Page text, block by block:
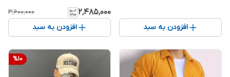
افزودن به سبد
۲٬۴۸۵٬۰۰۰ ۳٬۶۰۰٬۰۰۰
افزودن به سبد
%10